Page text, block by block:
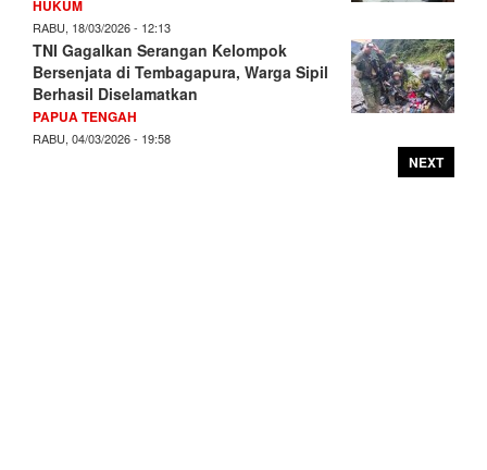
HUKUM
RABU, 18/03/2026 - 12:13
TNI Gagalkan Serangan Kelompok
Bersenjata di Tembagapura, Warga Sipil
Berhasil Diselamatkan
PAPUA TENGAH
RABU, 04/03/2026 - 19:58
NEXT